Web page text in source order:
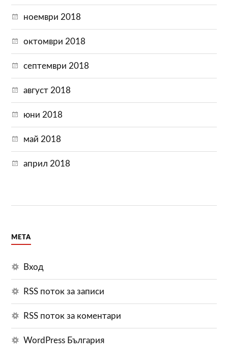
ноември 2018
октомври 2018
септември 2018
август 2018
юни 2018
май 2018
април 2018
МЕТА
Вход
RSS поток за записи
RSS поток за коментари
WordPress България